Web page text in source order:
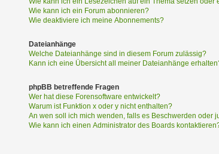
Wie kann ich ein Forum abonnieren?
Wie deaktiviere ich meine Abonnements?
Dateianhänge
Welche Dateianhänge sind in diesem Forum zulässig?
Kann ich eine Übersicht all meiner Dateianhänge
phpBB betreffende Fragen
Wer hat diese Forensoftware entwickelt?
Warum ist Funktion x oder y nicht enthalten?
An wen soll ich mich wenden, falls es Beschwerden oder
Wie kann ich einen Administrator des Boards